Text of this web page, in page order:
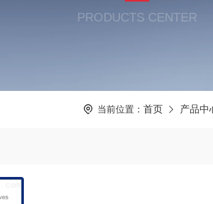
PRODUCTS CENTER
当前位置： 首页 产品中